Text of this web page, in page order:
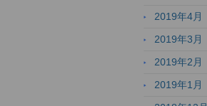
2019年4月
2019年3月
2019年2月
2019年1月